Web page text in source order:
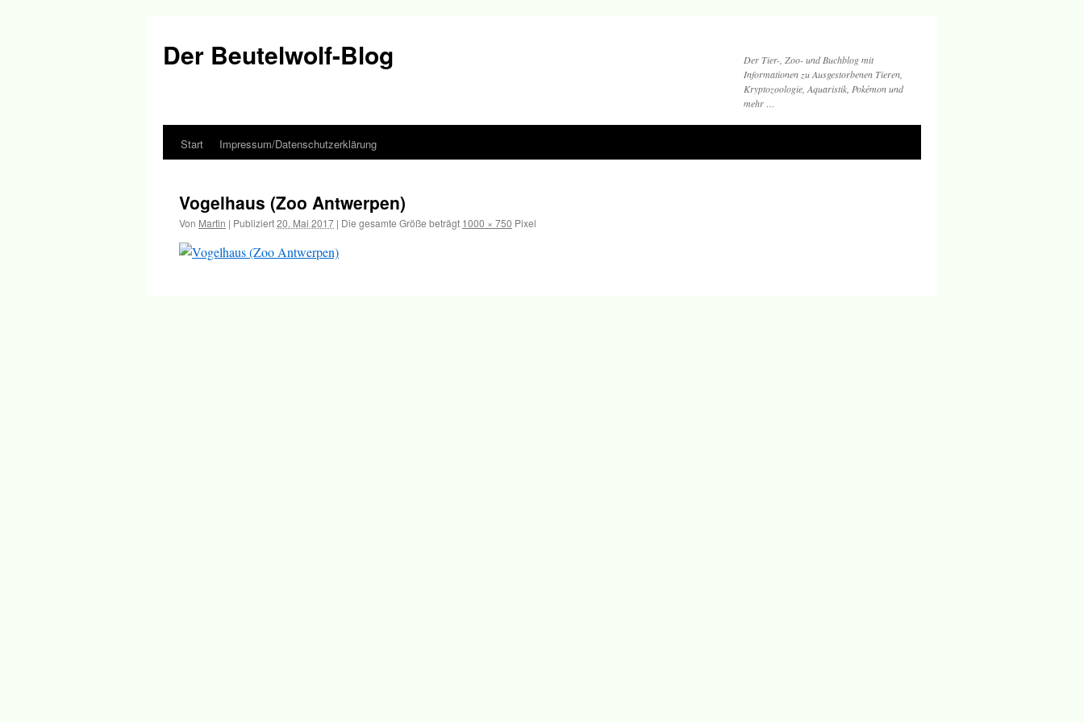
Der Beutelwolf-Blog
Der Tier-, Zoo- und Buchblog mit
Informationen zu Ausgestorbenen Tieren,
Kryptozoologie, Aquaristik, Pokémon und
mehr …
Springe
Inhalt
Start Impressum/Datenschutzerklärung
Vogelhaus (Zoo Antwerpen)
Von Martin | Publiziert20. Mai 2017 | Die gesamte Größe beträgt 1000 × 750 Pixel